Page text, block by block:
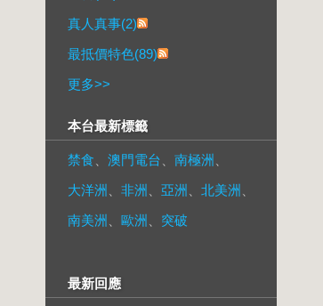
真人真事(2)
最抵價特色(89)
更多>>
本台最新標籤
禁食 澳門電台 南極洲
大洋洲
非洲 亞洲 北美洲
南美洲
歐洲 突破
最新回應